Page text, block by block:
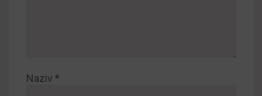
Naziv *